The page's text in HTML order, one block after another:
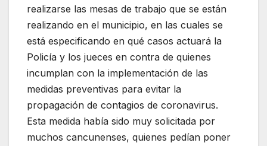
realizarse las mesas de trabajo que se están
realizando en el municipio, en las cuales se
está especificando en qué casos actuará la
Policía y los jueces en contra de quienes
incumplan con la implementación de las
medidas preventivas para evitar la
propagación de contagios de coronavirus.
Esta medida había sido muy solicitada por
muchos cancunenses, quienes pedían poner